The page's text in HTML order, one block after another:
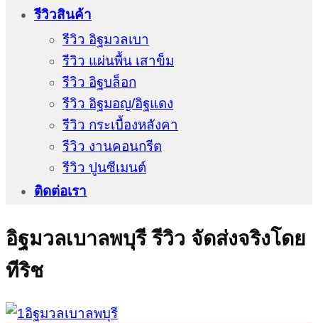
รีวิวสินค้า
รีวิว อิฐมวลเบา
รีวิว แผ่นพื้น เสาข็ม
รีวิว อิฐบล็อก
รีวิว อิฐมอญ/อิฐแดง
รีวิว กระเบื้องหลังคา
รีวิว งานคอนกรีต
รีวิว ปูนซีเมนต์
ติดต่อเรา
อิฐมวลเบาลพบุรี รีวิว จัดส่งจริงโดย
ทีริช